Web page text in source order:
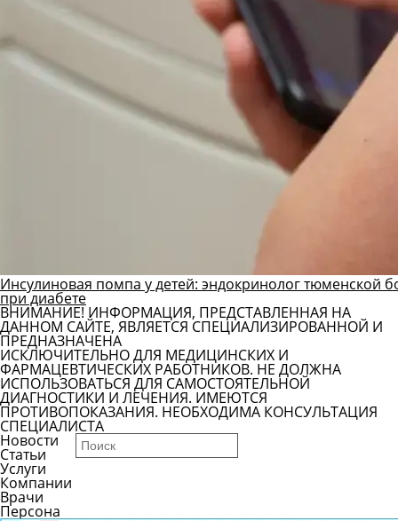
Инсулиновая помпа у детей: эндокринолог тюменской
при диабете
ВНИМАНИЕ! ИНФОРМАЦИЯ, ПРЕДСТАВЛЕННАЯ НА
ДАННОМ САЙТЕ, ЯВЛЯЕТСЯ СПЕЦИАЛИЗИРОВАННОЙ И
ПРЕДНАЗНАЧЕНА
ИСКЛЮЧИТЕЛЬНО ДЛЯ МЕДИЦИНСКИХ И
ФАРМАЦЕВТИЧЕСКИХ РАБОТНИКОВ. НЕ ДОЛЖНА
ИСПОЛЬЗОВАТЬСЯ ДЛЯ САМОСТОЯТЕЛЬНОЙ
ДИАГНОСТИКИ И ЛЕЧЕНИЯ. ИМЕЮТСЯ
ПРОТИВОПОКАЗАНИЯ. НЕОБХОДИМА КОНСУЛЬТАЦИЯ
СПЕЦИАЛИСТА
Новости
Статьи
Услуги
Компании
Врачи
Персона